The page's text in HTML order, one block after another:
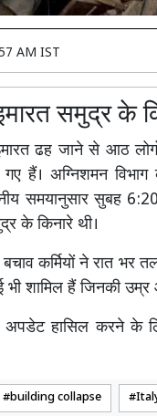
AM IST
समुद्र के
ढह जाने से आठ
हैं। अग्निशमन विभाग
समयानुसार सुबह
के किनारे थी।
बचाव कर्मियों ने रात
भी शामिल हैं जिनकी
हासिल करने के
building collapse